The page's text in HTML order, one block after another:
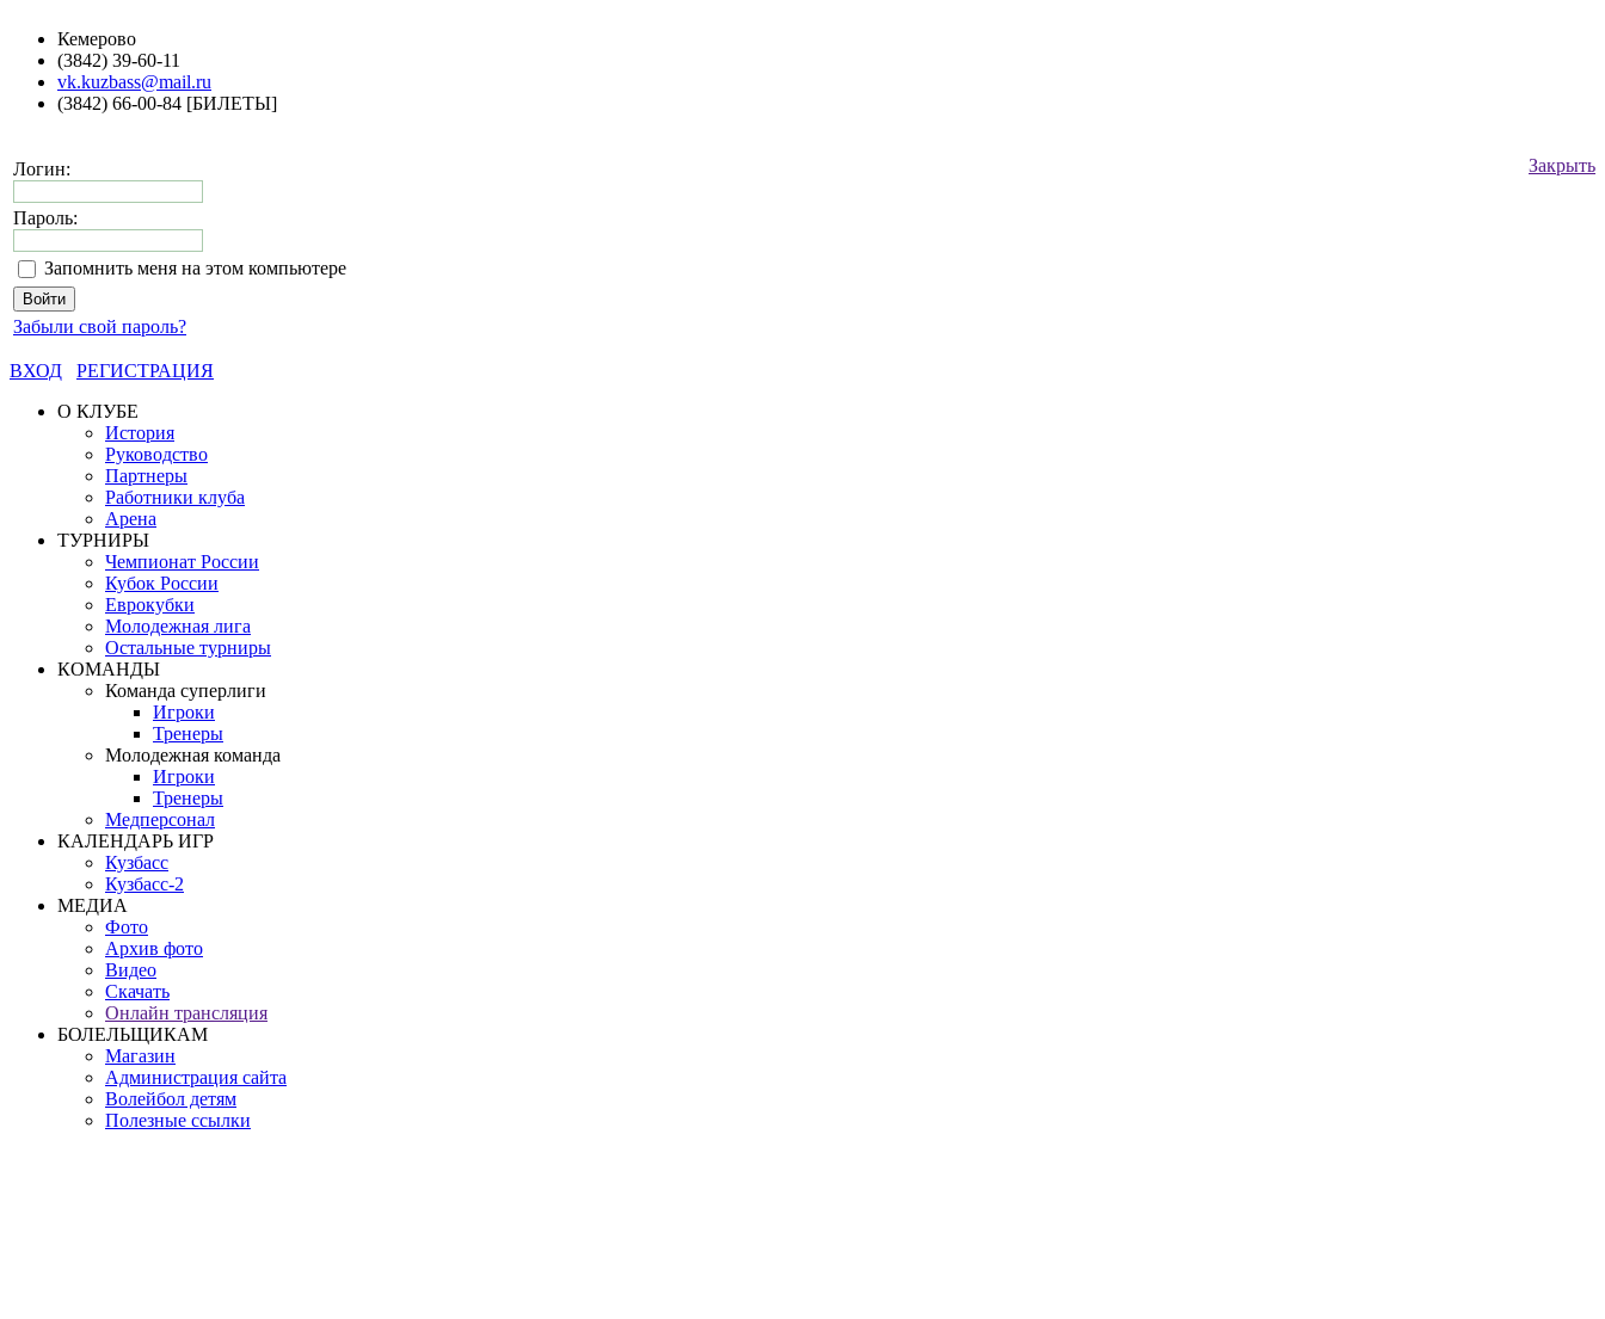
Кемерово
(3842) 39-60-11
vk.kuzbass@mail.ru
(3842) 66-00-84 [БИЛЕТЫ]
Закрыть
Логин:
Пароль:
Запомнить меня на этом компьютере
Забыли свой пароль?
ВХОД
РЕГИСТРАЦИЯ
О КЛУБЕ
История
Руководство
Партнеры
Работники клуба
Арена
ТУРНИРЫ
Чемпионат России
Кубок России
Еврокубки
Молодежная лига
Остальные турниры
КОМАНДЫ
Команда суперлиги
Игроки
Тренеры
Молодежная команда
Игроки
Тренеры
Медперсонал
КАЛЕНДАРЬ ИГР
Кузбасс
Кузбасс-2
МЕДИА
Фото
Архив фото
Видео
Скачать
Онлайн трансляция
БОЛЕЛЬЩИКАМ
Магазин
Администрация сайта
Волейбол детям
Полезные ссылки